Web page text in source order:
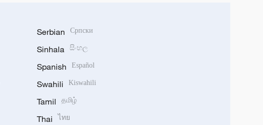
Serbian Српски
Sinhala සිංහල
Spanish Español
Swahili Kiswahili
Tamil தமிழ்
Thai ไทย